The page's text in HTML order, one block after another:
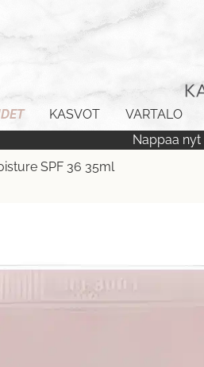
KASVOT VARTALO
Nappaa nyt
SPF 36 35ml